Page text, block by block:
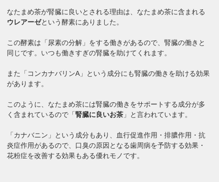
なたまめ茶が腎臓に良いとされる理由は、なたまめ茶に含まれる
ウレアーゼという酵素にありました。
この酵素は「尿素の分解」をする働きがあるので、腎臓の働きと
同じです。いつも働きすぎの腎臓を助けてくれます。
また「コンカナバリンA」という成分にも腎臓の働きを助ける効果
があります。
このように、なたまめ茶には腎臓の働きをサポートする成分が多
く含まれているので「腎臓に良いお茶 」と言われています。
「カナバニン」という成分もあり、血行促進作用・排膿作用・抗
炎症作用があるので、口臭の原因となる歯周病を予防する効果・
花粉症を改善する効果もある優れモノです。